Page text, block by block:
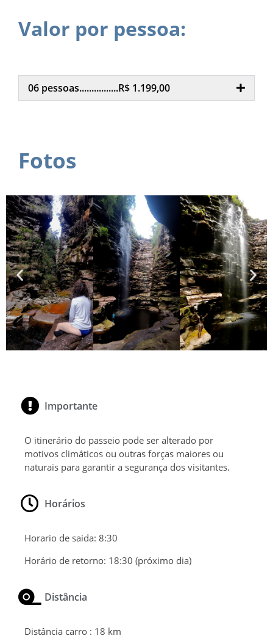
Valor por pessoa:
06 pessoas................R$ 1.199,00
Fotos
Importante
O itinerário do passeio pode ser alterado por
motivos climáticos ou outras forças maiores ou
naturais para garantir a segurança dos visitantes.
Horários
Horario de saida: 8:30
Horário de retorno: 18:30 (próximo dia)
Distância
Distância carro : 18 km